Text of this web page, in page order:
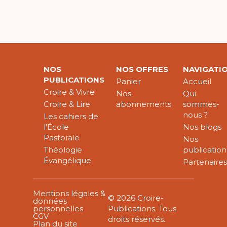
NOS
PUBLICATIONS
Croire & Vivre
Croire & Lire
Les cahiers de
l’École
Pastorale
Théologie
Évangélique
NOS OFFRES
Panier
Nos
abonnements
Accueil
Qui
sommes-
nous ?
Nos blogs
Nos
Partenaires
Mentions légales &
données
personnelles
CGV
Plan du site
© 2026 Croire-
Publications. Tous
droits réservés.